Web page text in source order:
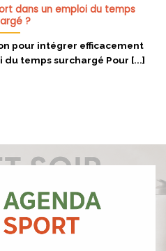
dans un emploi du temps
?
pour intégrer efficacement
temps surchargé Pour [...]